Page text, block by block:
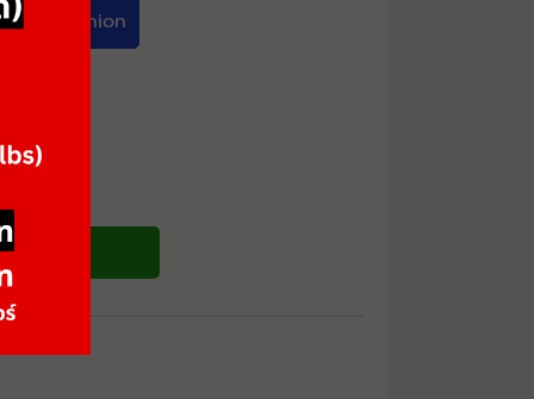
Cushion
ซื้อสินค้า